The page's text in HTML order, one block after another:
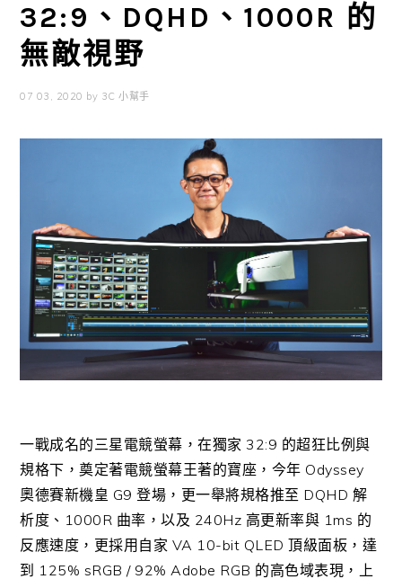
32:9、DQHD、1000R 的
無敵視野
07 03, 2020 by 3C 小幫手
一戰成名的三星電競螢幕，在獨家 32:9 的超狂比例與
規格下，奠定著電競螢幕王著的寶座，今年 Odyssey
奧德賽新機皇 G9 登場，更一舉將規格推至 DQHD 解
析度、1000R 曲率，以及 240Hz 高更新率與 1ms 的
反應速度，更採用自家 VA 10-bit QLED 頂級面板，達
到 125% sRGB / 92% Adobe RGB 的高色域表現，上